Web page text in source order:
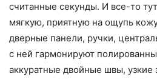
считанные секунды. И все-то
мягкую, приятную на ощупь
дверные панели, ручки,
с ней гармонируют
аккуратные двойные швы, узкие